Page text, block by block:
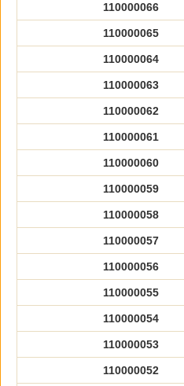
110000066
110000065
110000064
110000063
110000062
110000061
110000060
110000059
110000058
110000057
110000056
110000055
110000054
110000053
110000052